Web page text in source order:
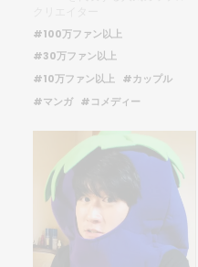
#100万ファン以上
#30万ファン以上
#10万ファン以上
#カップル
#マンガ
#コメディー